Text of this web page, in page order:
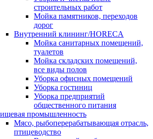
строительных работ
Мойка памятников, переходов
дорог
Внутренний клининг/HORECA
Мойка санитарных помещений,
туалетов
Мойка складских помещений,
все виды полов
Уборка офисных помещений
Уборка гостиниц
Уборка предприятий
общественного питания
промышленность
Мясо, рыбоперерабатывающая отрасль,
птицеводство